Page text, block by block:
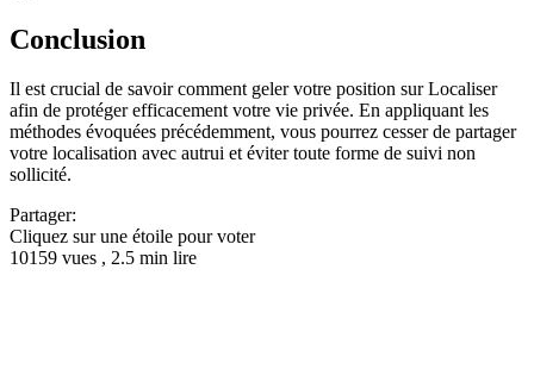
Conclusion
Il est crucial de savoir comment geler votre position sur Localiser
afin de protéger efficacement votre vie privée. En appliquant les
méthodes évoquées précédemment, vous pourrez cesser de partager
votre localisation avec autrui et éviter toute forme de suivi non
sollicité.
Partager:
Cliquez sur une étoile pour voter
10159 vues , 2.5 min lire